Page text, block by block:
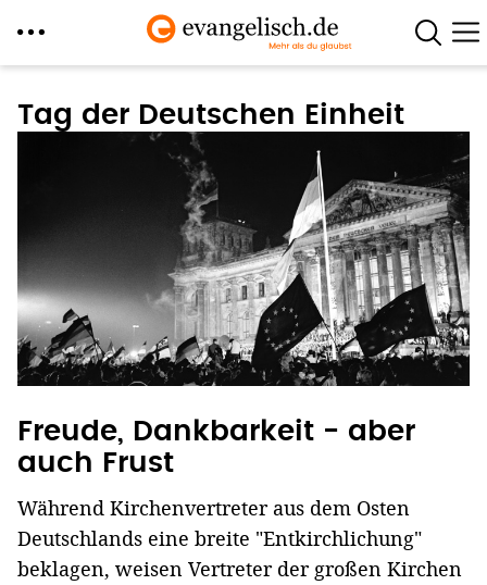
zum
Tag der Deutschen Einheit
Freude, Dankbarkeit - aber
auch Frust
Während Kirchenvertreter aus dem Osten
Deutschlands eine breite "Entkirchlichung"
beklagen, weisen Vertreter der großen Kirchen